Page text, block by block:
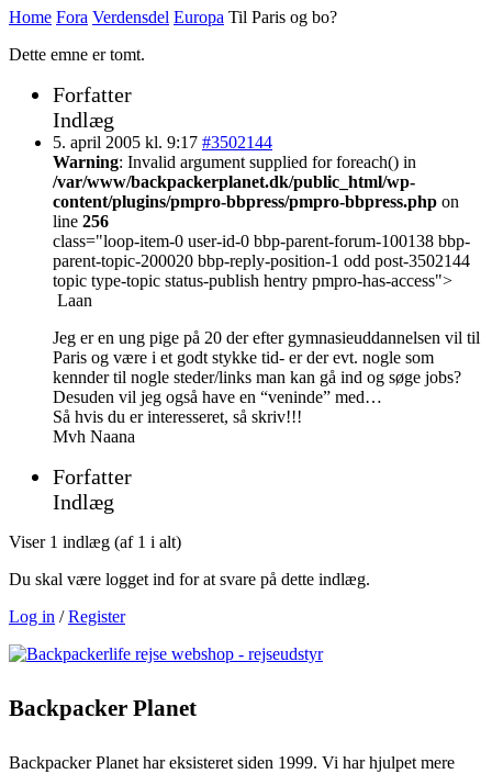
Home Fora Verdensdel Europa Til Paris og bo?
Dette emne er tomt.
Forfatter
Indlæg
5. april 2005 kl. 9:17 #3502144
Warning: Invalid argument supplied for foreach() in
/var/www/backpackerplanet.dk/public_html/wp-
content/plugins/pmpro-bbpress/pmpro-bbpress.php on
line 256
class="loop-item-0 user-id-0 bbp-parent-forum-100138 bbp-
parent-topic-200020 bbp-reply-position-1 odd post-3502144
topic type-topic status-publish hentry pmpro-has-access">
Laan
Jeg er en ung pige på 20 der efter gymnasieuddannelsen vil til
Paris og være i et godt stykke tid- er der evt. nogle som
kennder til nogle steder/links man kan gå ind og søge jobs?
Desuden vil jeg også have en “veninde” med…
Så hvis du er interesseret, så skriv!!!
Mvh Naana
Forfatter
Indlæg
Viser 1 indlæg (af 1 i alt)
Du skal være logget ind for at svare på dette indlæg.
Log in /Register
Backpacker Planet
Backpacker Planet har eksisteret siden 1999. Vi har hjulpet mere